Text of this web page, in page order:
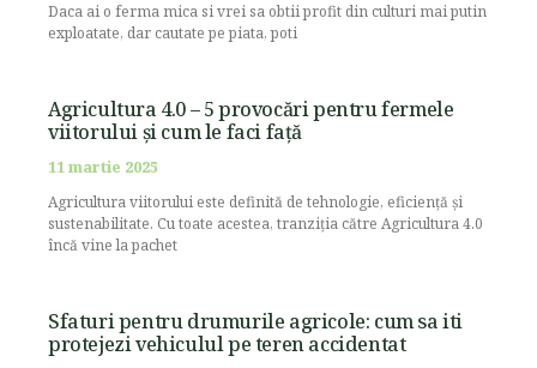
Daca ai o ferma mica si vrei sa obtii profit din culturi mai putin
exploatate, dar cautate pe piata, poti
Agricultura 4.0 – 5 provocări pentru fermele
viitorului și cum le faci față
11 martie 2025
Agricultura viitorului este definită de tehnologie, eficiență și
sustenabilitate. Cu toate acestea, tranziția către Agricultura 4.0
încă vine la pachet
Sfaturi pentru drumurile agricole: cum sa iti
protejezi vehiculul pe teren accidentat